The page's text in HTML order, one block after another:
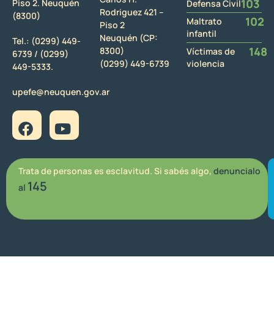
Piso 2. Neuquén
(8300)
Tel.: (0299) 449-
6739 / (0299)
449-5333.
upefe@neuquen.gov.ar
Rodriguez 421 –
Piso 2
Neuquén (CP:
8300)
(0299) 449-6739
Defensa Civil103
Maltrato
infantil
102
Víctimas de
violencia
148
Trata de personas es esclavitud. Si sabés algo, denuncialo
al 145